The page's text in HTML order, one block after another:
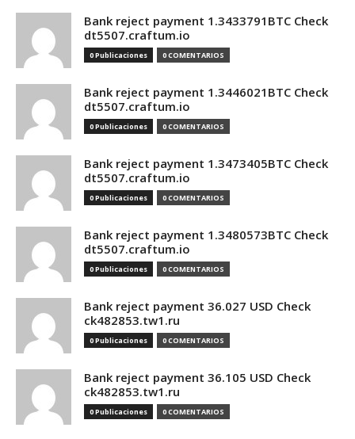
Bank reject payment 1.3433791BTC Check
dt5507.craftum.io
0 Publicaciones 0 COMENTARIOS
Bank reject payment 1.3446021BTC Check
dt5507.craftum.io
0 Publicaciones 0 COMENTARIOS
Bank reject payment 1.3473405BTC Check
dt5507.craftum.io
0 Publicaciones 0 COMENTARIOS
Bank reject payment 1.3480573BTC Check
dt5507.craftum.io
0 Publicaciones 0 COMENTARIOS
Bank reject payment 36.027 USD Check
ck482853.tw1.ru
0 Publicaciones 0 COMENTARIOS
Bank reject payment 36.105 USD Check
ck482853.tw1.ru
0 Publicaciones 0 COMENTARIOS